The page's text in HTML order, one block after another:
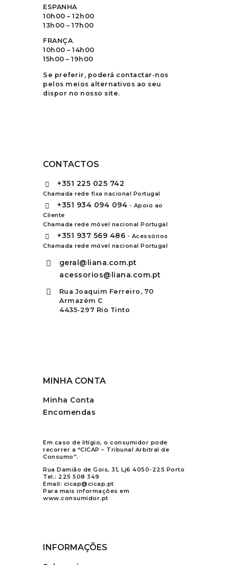
ESPANHA
10h00 – 12h00
13h00 – 17h00
FRANÇA
10h00 – 14h00
15h00 – 19h00
Se preferir, poderá contactar-nos
pelos meios alternativos ao seu
dispor no nosso site.
CONTACTOS
+351 225 025 742
Chamada rede fixa nacional Portugal
+351 934 094 094 - Apoio ao
Cliente
Chamada rede móvel nacional Portugal
+351 937 569 486 - Acessórios
Chamada rede móvel nacional Portugal
geral@liana.com.pt
acessorios@liana.com.pt
Rua Joaquim Ferreiro, 70
Armazém C
4435-297 Rio Tinto
MINHA CONTA
Minha Conta
Encomendas
Em caso de litígio, o consumidor pode
recorrer a “CICAP – Tribunal Arbitral de
Consumo”.
Rua Damião de Gois, 31, Lj6 4050-225 Porto
Tel.: 225 508 349
Email: cicap@cicap.pt
Para mais informações em
www.consumidor.pt
INFORMAÇÕES